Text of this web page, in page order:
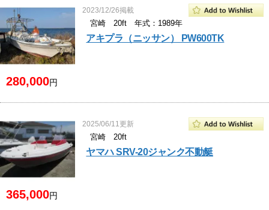
2023/12/26掲載
宮崎 20ft 年式：1989年
アキプラ（ニッサン） PW600TK
280,000円
2025/06/11更新
宮崎 20ft
ヤマハ SRV-20ジャンク不動艇
365,000円